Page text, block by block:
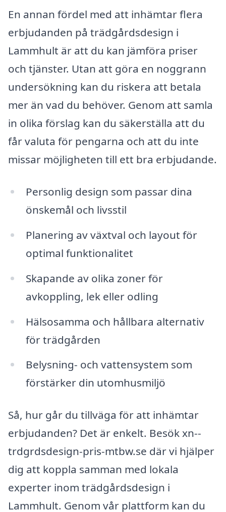
En annan fördel med att inhämtar flera
erbjudanden på trädgårdsdesign i
Lammhult är att du kan jämföra priser
och tjänster. Utan att göra en noggrann
undersökning kan du riskera att betala
mer än vad du behöver. Genom att samla
in olika förslag kan du säkerställa att du
får valuta för pengarna och att du inte
missar möjligheten till ett bra erbjudande.
Personlig design som passar dina
önskemål och livsstil
Planering av växtval och layout för
optimal funktionalitet
Skapande av olika zoner för
avkoppling, lek eller odling
Hälsosamma och hållbara alternativ
för trädgården
Belysning- och vattensystem som
förstärker din utomhusmiljö
Så, hur går du tillväga för att inhämtar
erbjudanden? Det är enkelt. Besök xn--
trdgrdsdesign-pris-mtbw.se där vi hjälper
dig att koppla samman med lokala
experter inom trädgårdsdesign i
Lammhult. Genom vår plattform kan du